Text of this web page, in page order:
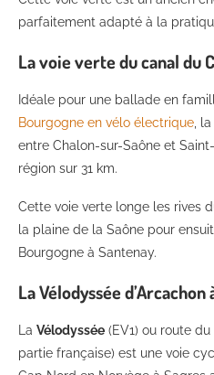
parfaitement adapté à la
La voie verte du canal du
Idéale pour une ballade en
Bourgogne en vélo électrique ,
entre Chalon-sur-Saône et
région sur 31 km.
Cette voie verte longe les rives
la plaine de la Saône pour
Bourgogne à Santenay.
La Vélodyssée d’Arcachon
La Vélodyssée (EV1) ou route
partie française) est une voie